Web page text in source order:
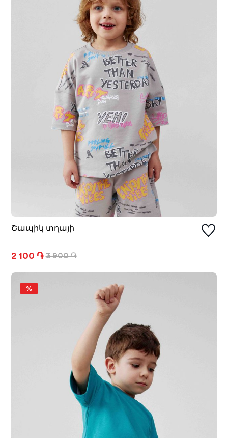
Շապիկ տղայի
2 100 ֏ 3 900 ֏
%